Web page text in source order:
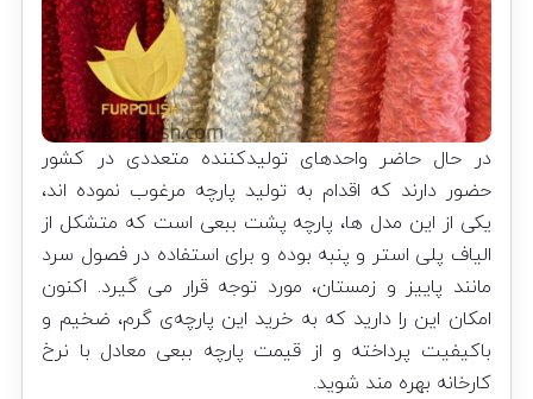
در حال حاضر واحدهای تولیدکننده متعددی در کشور
حضور دارند که اقدام به تولید پارچه مرغوب نموده اند،
یکی از این مدل ها، پارچه پشت ببعی است که متشکل از
الیاف پلی استر و پنبه بوده و برای استفاده در فصول سرد
مانند پاییز و زمستان، مورد توجه قرار می گیرد. اکنون
امکان این را دارید که به خرید این پارچه‌ی گرم، ضخیم و
باکیفیت پرداخته و از قیمت پارچه ببعی معادل با نرخ
کارخانه بهره مند شوید.